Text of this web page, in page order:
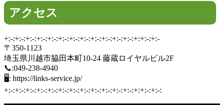
アクセス
+:-:+:-:+:-:+:-:+:-:+:-:+:-:+:-:+:-:+:-:+:-:+:-:+:+:-:+:-
〒350-1123
埼玉県川越市脇田本町10-24 藤蔵ロイヤルビル2F
📞:049-238-4940
🖥: https://links-service.jp/
+:-:+:-:+:-:+:-:+:-:+:-:+:-:+:-:+:-:+:-:+:-:+:-:+:+:-:+:-: